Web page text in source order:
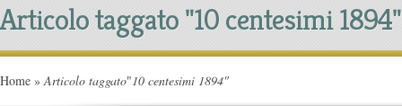
Articolo taggato "10 centesimi 1894"
Home » Articolo taggato"10 centesimi 1894"